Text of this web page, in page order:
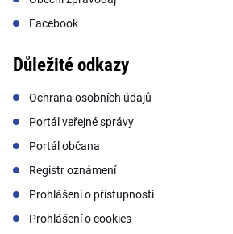
Facebook
Důležité odkazy
Ochrana osobních údajů
Portál veřejné správy
Portál občana
Registr oznámení
Prohlášení o přístupnosti
Prohlášení o cookies